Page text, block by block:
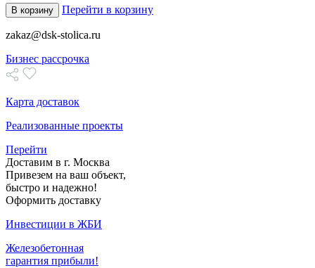
В корзину Перейти в корзину
zakaz@dsk-stolica.ru
Бизнес рассрочка
Карта доставок
Реализованные проекты
Перейти
Доставим в г. Москва
Привезем на ваш объект,
быстро и надежно!
Оформить доставку
Инвестиции в ЖБИ
Железобетонная
гарантия прибыли!